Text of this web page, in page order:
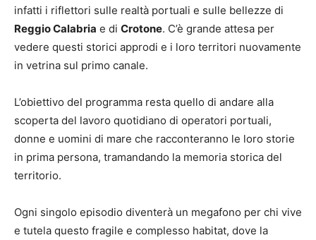
infatti i riflettori sulle realtà portuali e sulle bellezze di
Reggio Calabria e di Crotone. C’è grande attesa per
vedere questi storici approdi e i loro territori nuovamente
in vetrina sul primo canale.
L’obiettivo del programma resta quello di andare alla
scoperta del lavoro quotidiano di operatori portuali,
donne e uomini di mare che racconteranno le loro storie
in prima persona, tramandando la memoria storica del
territorio.
Ogni singolo episodio diventerà un megafono per chi vive
e tutela questo fragile e complesso habitat, dove la